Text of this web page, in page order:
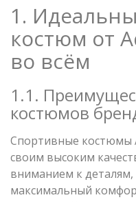
1.
костюм от
во всём
1.1.
костюмов
Спортивные костюмы
своим высоким
вниманием к
максимальный